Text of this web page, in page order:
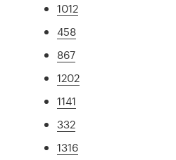
1012
458
867
1202
1141
332
1316